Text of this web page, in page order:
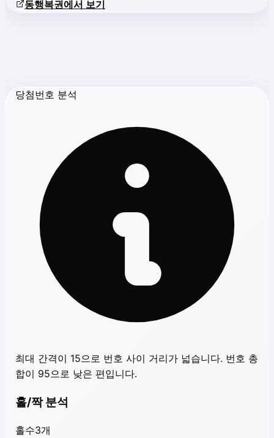
동행복권에서 보기
당첨번호 분석
최대 간격이 15으로 번호 사이 거리가 넓습니다. 번호 총
합이 95으로 낮은 편입니다.
홀/짝 분석
홀수3개